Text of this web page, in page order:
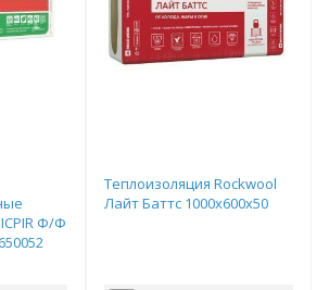
Ф/Ф
Теплоизоляция Rockwool
Лайт Баттс 1000х600х50